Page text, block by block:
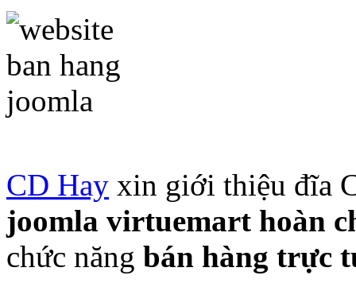
CD Hay xin giới thiệu đĩa
joomla virtuemart hoàn
chức năng bán hàng trực